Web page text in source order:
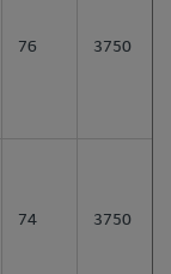
76 3750
74 3750